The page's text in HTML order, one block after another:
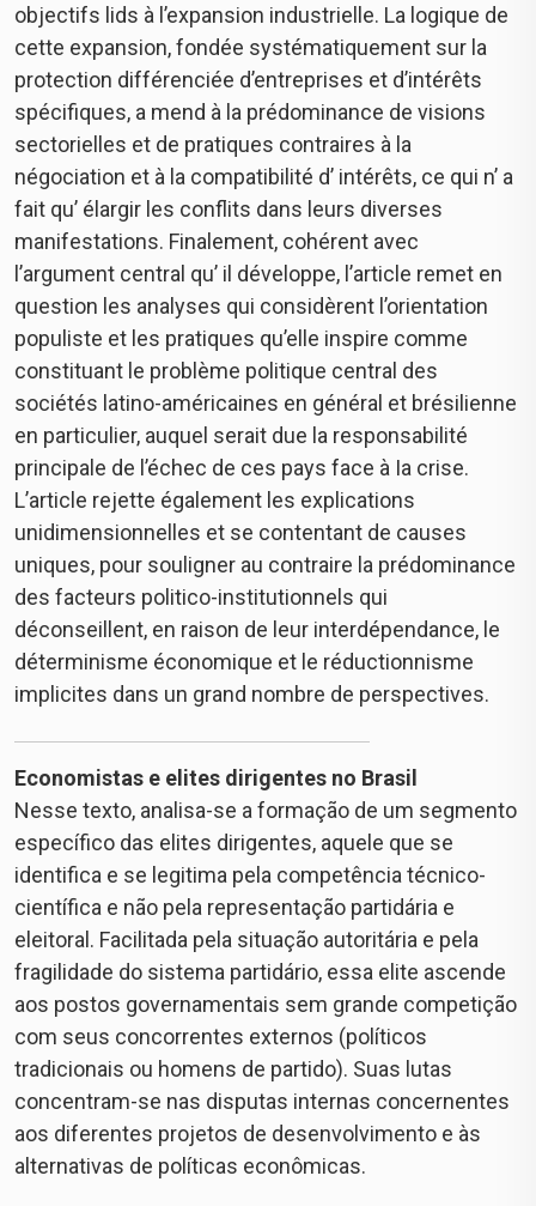
objectifs lids à l’expansion industrielle. La logique de
cette expansion, fondée systématiquement sur la
protection différenciée d’entreprises et d’intérêts
spécifiques, a mend à la prédominance de visions
sectorielles et de pratiques contraires à la
négociation et à la compatibilité d’ intérêts, ce qui n’ a
fait qu’ élargir les conflits dans leurs diverses
manifestations. Finalement, cohérent avec
l’argument central qu’ il développe, l’article remet en
question les analyses qui considèrent l’orientation
populiste et les pratiques qu’elle inspire comme
constituant le problème politique central des
sociétés latino-américaines en général et brésilienne
en particulier, auquel serait due la responsabilité
principale de l’échec de ces pays face à Ia crise.
L’article rejette également les explications
unidimensionnelles et se contentant de causes
uniques, pour souligner au contraire la prédominance
des facteurs politico-institutionnels qui
déconseillent, en raison de leur interdépendance, le
déterminisme économique et le réductionnisme
implicites dans un grand nombre de perspectives.
Economistas e elites dirigentes no Brasil
Nesse texto, analisa-se a formação de um segmento
específico das elites dirigentes, aquele que se
identifica e se legitima pela competência técnico-
científica e não pela representação partidária e
eleitoral. Facilitada pela situação autoritária e pela
fragilidade do sistema partidário, essa elite ascende
aos postos governamentais sem grande competição
com seus concorrentes externos (políticos
tradicionais ou homens de partido). Suas lutas
concentram-se nas disputas internas concernentes
aos diferentes projetos de desenvolvimento e às
alternativas de políticas econômicas.